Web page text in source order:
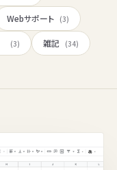
Webサポート (3)
(3) 雑記 (34)